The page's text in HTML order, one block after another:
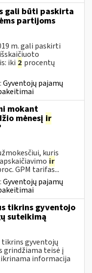
gali būti paskirta
partijoms
m. gali paskirti
iki 2 procentų
Gyventojų pajamų
mokant
mėnesį ir
kuris
ir
GPM tarifas...
Gyventojų pajamų
tikrins gyventojo
suteikimą
gyventojų
grindžiama teisė į
informacija